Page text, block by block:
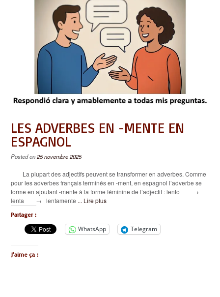
LES ADVERBES EN -MENTE EN
ESPAGNOL
Posted on25 novembre 2025
La plupart des adjectifs peuvent se transformer en adverbes. Comme
pour les adverbes français terminés en -ment, en espagnol l’adverbe se
forme en ajoutant -mente à la forme féminine de l’adjectif : lento →
lenta → lentamente ... Lire plus
Partager :
WhatsApp Telegram
J’aime ça :